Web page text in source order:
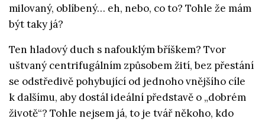
milovaný, oblíbený… eh, nebo, co to? Tohle že mám
být taky já?
Ten hladový duch s nafouklým bříškem? Tvor
uštvaný centrifugálním způsobem žití, bez přestání
se odstředivě pohybující od jednoho vnějšího cíle
k dalšímu, aby dostál ideální představě o „dobrém
životě“? Tohle nejsem já, to je tvář někoho, kdo